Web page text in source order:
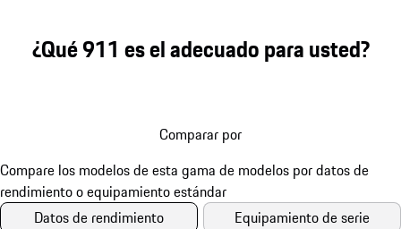
¿Qué 911 es el adecuado para usted?
Comparar por
Datos de rendimiento Equipamiento de serie